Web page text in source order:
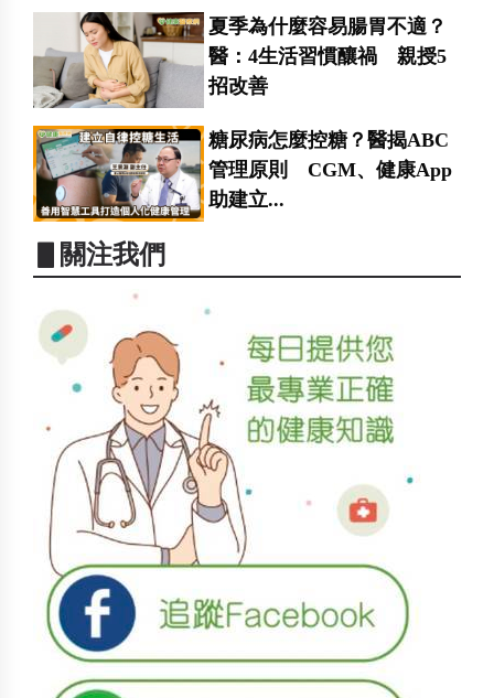
夏季為什麼容易腸胃不適？
醫：4生活習慣釀禍 親授5
招改善
糖尿病怎麼控糖？醫揭ABC
管理原則 CGM、健康App
助建立...
▋關注我們